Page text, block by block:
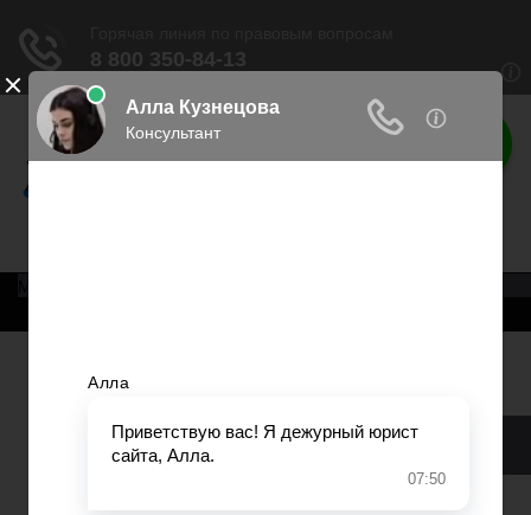
Права россиян
Военное право
Трудовое право